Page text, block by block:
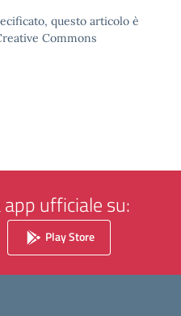
questo articolo è
Commons
ufficiale su:
Play Store